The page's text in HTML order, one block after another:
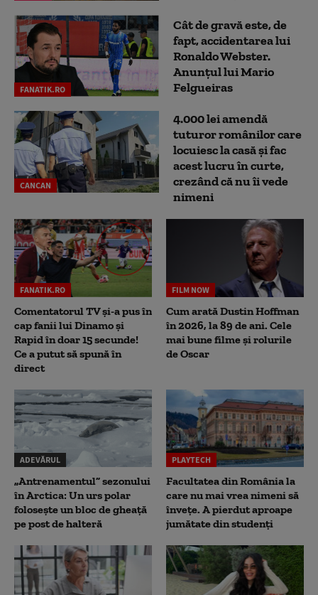
FANATIK.RO
Cât de gravă este, de
fapt, accidentarea lui
Ronaldo Webster.
Anunțul lui Mario
Felgueiras
CANCAN
4.000 lei amendă
tuturor românilor care
locuiesc la casă și fac
acest lucru în curte,
crezând că nu îi vede
nimeni
FANATIK.RO
Comentatorul TV și-a pus în
cap fanii lui Dinamo și
Rapid în doar 15 secunde!
Ce a putut să spună în
direct
FILM NOW
Cum arată Dustin Hoffman
în 2026, la 89 de ani. Cele
mai bune filme și rolurile
de Oscar
ADEVĂRUL
„Antrenamentul” sezonului
în Arctica: Un urs polar
folosește un bloc de gheață
pe post de halteră
PLAYTECH
Facultatea din România la
care nu mai vrea nimeni să
înveţe. A pierdut aproape
jumătate din studenţi